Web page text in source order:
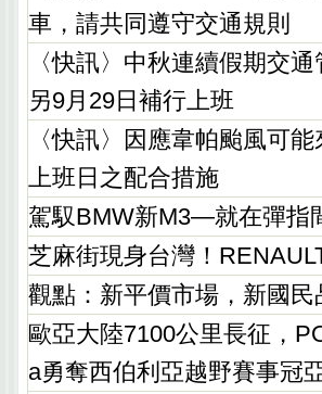
車，請共同遵守交通規則
〈快訊〉中秋連續假期交
另9月29日補行上班
〈快訊〉因應韋帕颱風可
上班日之配合措施
駕馭BMW新M3—就在彈指
芝麻街現身台灣！
觀點：新平價市場，新國
歐亞大陸7100公里長征，
a勇奪西伯利亞越野賽事冠